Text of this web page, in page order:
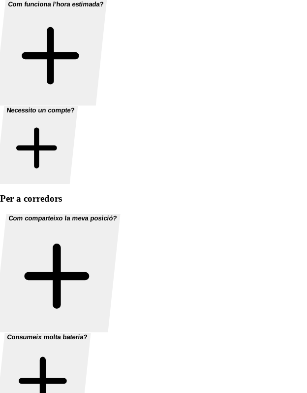
Com funciona l'hora estimada?
Necessito un compte?
Per a corredors
Com comparteixo la meva posició?
Consumeix molta bateria?